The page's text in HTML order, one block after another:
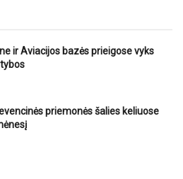
ir Aviacijos bazės prieigose vyks
priemonės šalies keliuose